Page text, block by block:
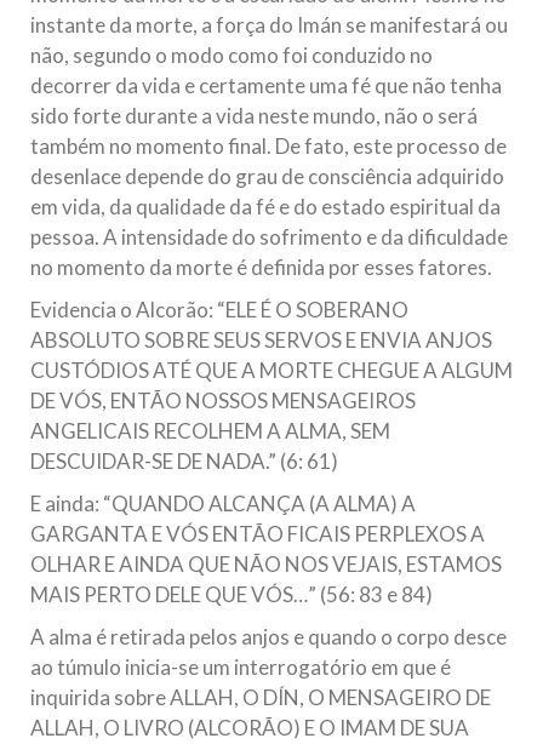
instante da morte, a força do Imán se manifestará ou
não, segundo o modo como foi conduzido no
decorrer da vida e certamente uma fé que não tenha
sido forte durante a vida neste mundo, não o será
também no momento final. De fato, este processo de
desenlace depende do grau de consciência adquirido
em vida, da qualidade da fé e do estado espiritual da
pessoa. A intensidade do sofrimento e da dificuldade
no momento da morte é definida por esses fatores.
Evidencia o Alcorão: “ELE É O SOBERANO
ABSOLUTO SOBRE SEUS SERVOS E ENVIA ANJOS
CUSTÓDIOS ATÉ QUE A MORTE CHEGUE A ALGUM
DE VÓS, ENTÃO NOSSOS MENSAGEIROS
ANGELICAIS RECOLHEM A ALMA, SEM
DESCUIDAR-SE DE NADA.” (6: 61)
E ainda: “QUANDO ALCANÇA (A ALMA) A
GARGANTA E VÓS ENTÃO FICAIS PERPLEXOS A
OLHAR E AINDA QUE NÃO NOS VEJAIS, ESTAMOS
MAIS PERTO DELE QUE VÓS…” (56: 83 e 84)
A alma é retirada pelos anjos e quando o corpo desce
ao túmulo inicia-se um interrogatório em que é
inquirida sobre ALLAH, O DÍN, O MENSAGEIRO DE
ALLAH, O LIVRO (ALCORÃO) E O IMAM DE SUA